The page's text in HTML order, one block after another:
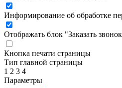
Информирование об обработке
Отображать блок "Заказать
Кнопка печати страницы
Тип главной страницы
1 2 3 4
Параметры